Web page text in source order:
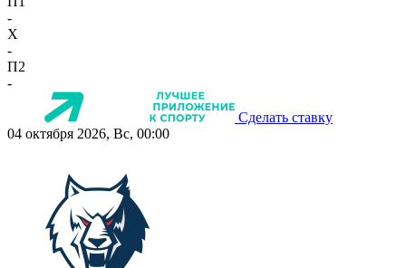
-
X
-
П2
-
Сделать ставку
04 октября 2026, Вс, 00:00